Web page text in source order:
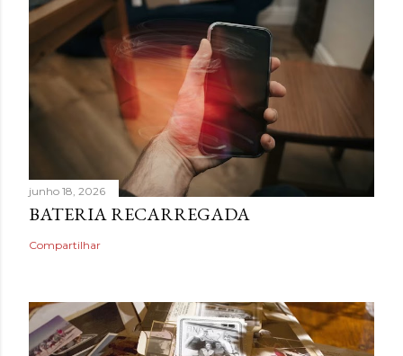
junho 18, 2026
BATERIA RECARREGADA
Compartilhar